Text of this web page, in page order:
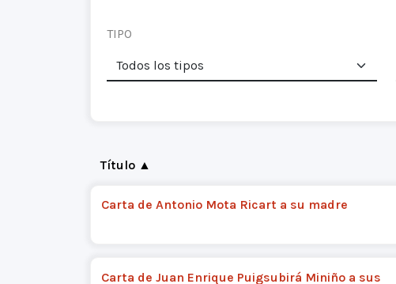
TIPO
Título ▲
Carta de Antonio Mota Ricart a su madre
Carta de Juan Enrique Puigsubirá Miniño a sus